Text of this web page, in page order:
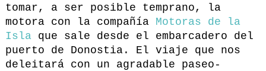
tomar, a ser posible temprano, la
motora con la compañía Motoras de la
Islaque sale desde el embarcadero del
puerto de Donostia. El viaje que nos
deleitará con un agradable paseo-